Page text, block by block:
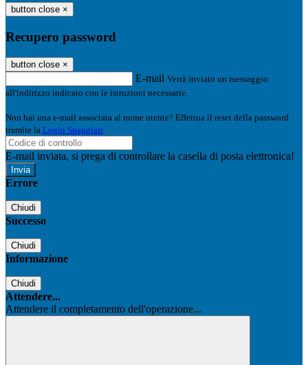
button close ×
Recupero password
button close ×
E-mail Verrà inviato un messaggio
all'indirizzo indicato con le istruzioni necessarie.
Non hai una e-mail associata al nome utente? Effettua il reset della password
tramite la Login Spaggiari
E-mail inviata, si prega di controllare la casella di posta elettronica!
Errore
Chiudi
Successo
Chiudi
Informazione
Chiudi
Attendere...
Attendere il completamento dell'operazione...